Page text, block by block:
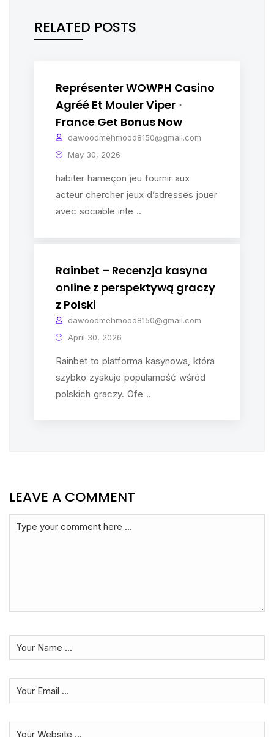
RELATED POSTS
Représenter WOWPH Casino
Agréé Et Mouler Viper ◦
France Get Bonus Now
dawoodmehmood8150@gmail.com
May 30, 2026
habiter hameçon jeu fournir aux
acteur chercher jeux d’adresses jouer
avec sociable inte ..
Rainbet – Recenzja kasyna
online z perspektywą graczy
z Polski
dawoodmehmood8150@gmail.com
April 30, 2026
Rainbet to platforma kasynowa, która
szybko zyskuje popularność wśród
polskich graczy. Ofe ..
LEAVE A COMMENT